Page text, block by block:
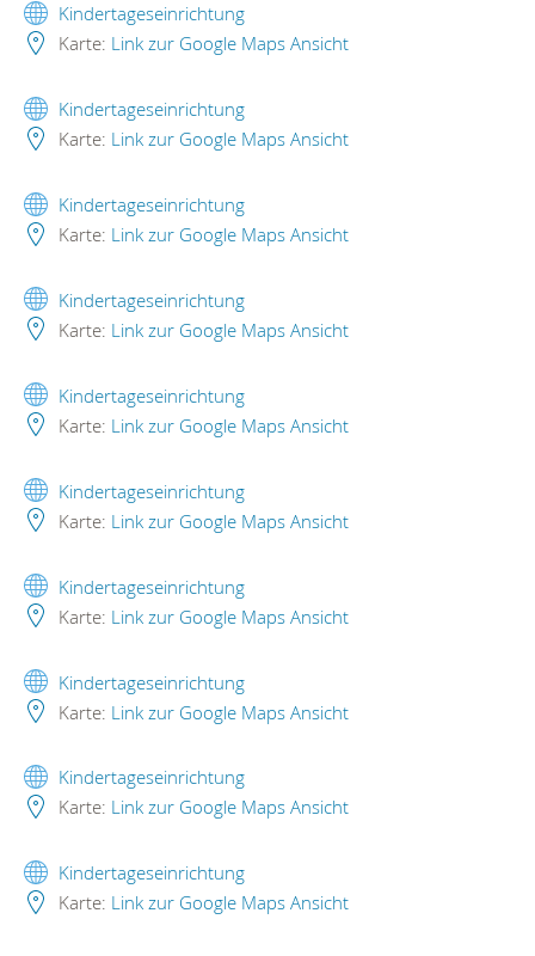
Kindertageseinrichtung
Karte: Link zur Google Maps Ansicht
Kindertageseinrichtung
Karte: Link zur Google Maps Ansicht
Kindertageseinrichtung
Karte: Link zur Google Maps Ansicht
Kindertageseinrichtung
Karte: Link zur Google Maps Ansicht
Kindertageseinrichtung
Karte: Link zur Google Maps Ansicht
Kindertageseinrichtung
Karte: Link zur Google Maps Ansicht
Kindertageseinrichtung
Karte: Link zur Google Maps Ansicht
Kindertageseinrichtung
Karte: Link zur Google Maps Ansicht
Kindertageseinrichtung
Karte: Link zur Google Maps Ansicht
Kindertageseinrichtung
Karte: Link zur Google Maps Ansicht